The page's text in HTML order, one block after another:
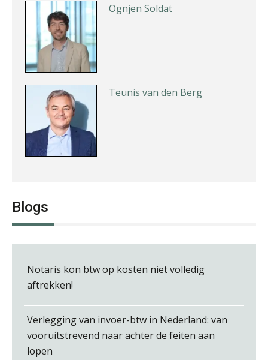
Ognjen Soldat
Teunis van den Berg
Blogs
Notaris kon btw op kosten niet volledig
aftrekken!
Verlegging van invoer-btw in Nederland: van
vooruitstrevend naar achter de feiten aan
lopen